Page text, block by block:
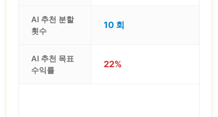
AI 추천 분할
횟수
10 회
AI 추천 목표
수익률
22%